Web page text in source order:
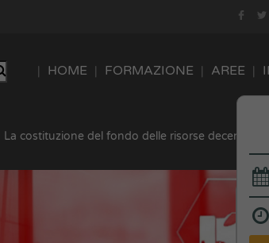
HOME FORMAZIONE AREE
La costituzione del fondo delle risorse decentrate